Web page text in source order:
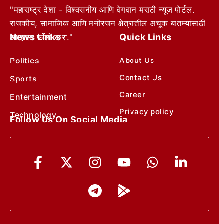
"महाराष्ट्र देशा - विश्वसनीय आणि वेगवान मराठी न्यूज पोर्टल.
राजकीय, सामाजिक आणि मनोरंजन क्षेत्रातील अचूक बातम्यांसाठी
आम्हाला फॉलो करा."
News Links
Politics
Sports
Entertainment
Technology
Quick Links
About Us
Contact Us
Career
Privacy policy
Follow Us On Social Media